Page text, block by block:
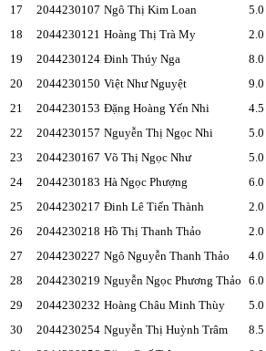
17
2044230107 Ngô Thị Kim Loan 5.0
18
2044230121 Hoàng Thị Trà My 2.0
19
2044230124 Đinh Thúy Nga 8.0
20
2044230150 Việt Như Nguyệt 9.0
21
2044230153 Đặng Hoàng Yến Nhi 4.5
22
2044230157 Nguyễn Thị Ngọc Nhi 5.0
23
2044230167 Võ Thị Ngọc Như 5.0
24
2044230183 Hà Ngọc Phượng 6.0
25
2044230217 Đinh Lê Tiến Thành 2.0
26
2044230218 Hồ Thị Thanh Thảo 2.0
27
2044230227 Ngô Nguyễn Thanh Thảo 4.0
28
2044230219 Nguyễn Ngọc Phương Thảo 6.0
29
2044230232 Hoàng Châu Minh Thùy 5.0
30
2044230254 Nguyễn Thị Huỳnh Trâm 8.5